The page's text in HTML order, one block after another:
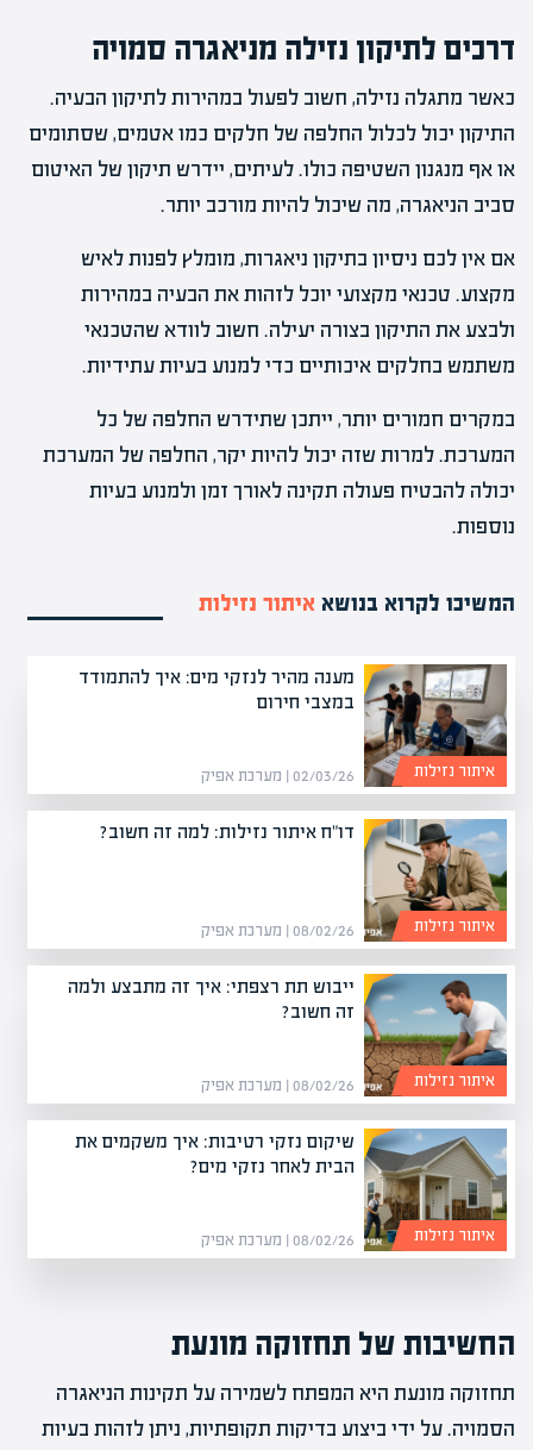
דרכים לתיקון נזילה מניאגרה סמויה
כאשר מתגלה נזילה, חשוב לפעול במהירות לתיקון הבעיה.
התיקון יכול לכלול החלפה של חלקים כמו אטמים, שסתומים
או אף מנגנון השטיפה כולו. לעיתים, יידרש תיקון של האיטום
סביב הניאגרה, מה שיכול להיות מורכב יותר.
אם אין לכם ניסיון בתיקון ניאגרות, מומלץ לפנות לאיש
מקצוע. טכנאי מקצועי יוכל לזהות את הבעיה במהירות
ולבצע את התיקון בצורה יעילה. חשוב לוודא שהטכנאי
משתמש בחלקים איכותיים כדי למנוע בעיות עתידיות.
במקרים חמורים יותר, ייתכן שתידרש החלפה של כל
המערכת. למרות שזה יכול להיות יקר, החלפה של המערכת
יכולה להבטיח פעולה תקינה לאורך זמן ולמנוע בעיות
נוספות.
המשיכו לקרוא בנושא איתור נזילות
מענה מהיר לנזקי מים: איך להתמודד
במצבי חירום
02/03/26 | מערכת אפיק איתור נזילות
דו"ח איתור נזילות: למה זה חשוב?
08/02/26 | מערכת אפיק איתור נזילות
ייבוש תת רצפתי: איך זה מתבצע ולמה
זה חשוב?
08/02/26 | מערכת אפיק איתור נזילות
שיקום נזקי רטיבות: איך משקמים את
הבית לאחר נזקי מים?
08/02/26 | מערכת אפיק איתור נזילות
החשיבות של תחזוקה מונעת
תחזוקה מונעת היא המפתח לשמירה על תקינות הניאגרה
הסמויה. על ידי ביצוע בדיקות תקופתיות, ניתן לזהות בעיות